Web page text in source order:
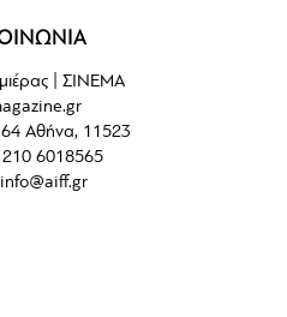
| ΣΙΝΕΜΑ
Αθήνα, 11523
210 6018565
info@aiff.gr